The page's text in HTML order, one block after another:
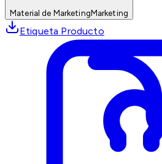
Material de MarketingMarketing
Etiqueta Producto